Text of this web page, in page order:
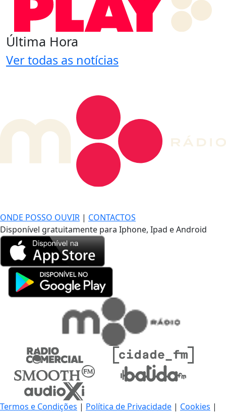
Última Hora
Ver todas as notícias
ONDE POSSO OUVIR | CONTACTOS
Disponível gratuitamente para Iphone, Ipad e Android
Termos e Condições | Política de Privacidade | Cookies |